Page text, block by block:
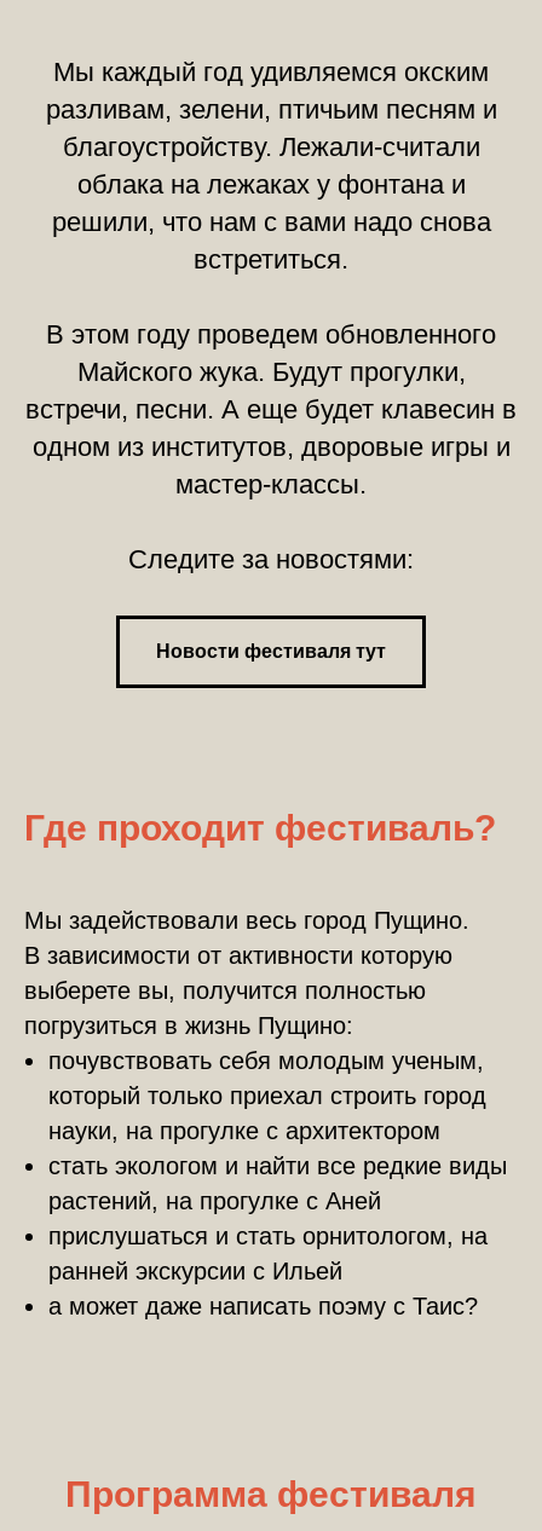
Мы каждый год удивляемся окским
разливам, зелени, птичьим песням и
благоустройству. Лежали-считали
облака на лежаках у фонтана и
решили, что нам с вами надо снова
встретиться.
В этом году проведем обновленного
Майского жука. Будут прогулки,
встречи, песни. А еще будет клавесин в
одном из институтов, дворовые игры и
мастер-классы.
Следите за новостями:
Новости фестиваля тут
Где проходит фестиваль?
Мы задействовали весь город Пущино.
В зависимости от активности которую
выберете вы, получится полностью
погрузиться в жизнь Пущино:
почувствовать себя молодым ученым,
который только приехал строить город
науки, на прогулке с архитектором
стать экологом и найти все редкие виды
растений, на прогулке с Аней
прислушаться и стать орнитологом, на
ранней экскурсии с Ильей
а может даже написать поэму с Таис?
Программа фестиваля